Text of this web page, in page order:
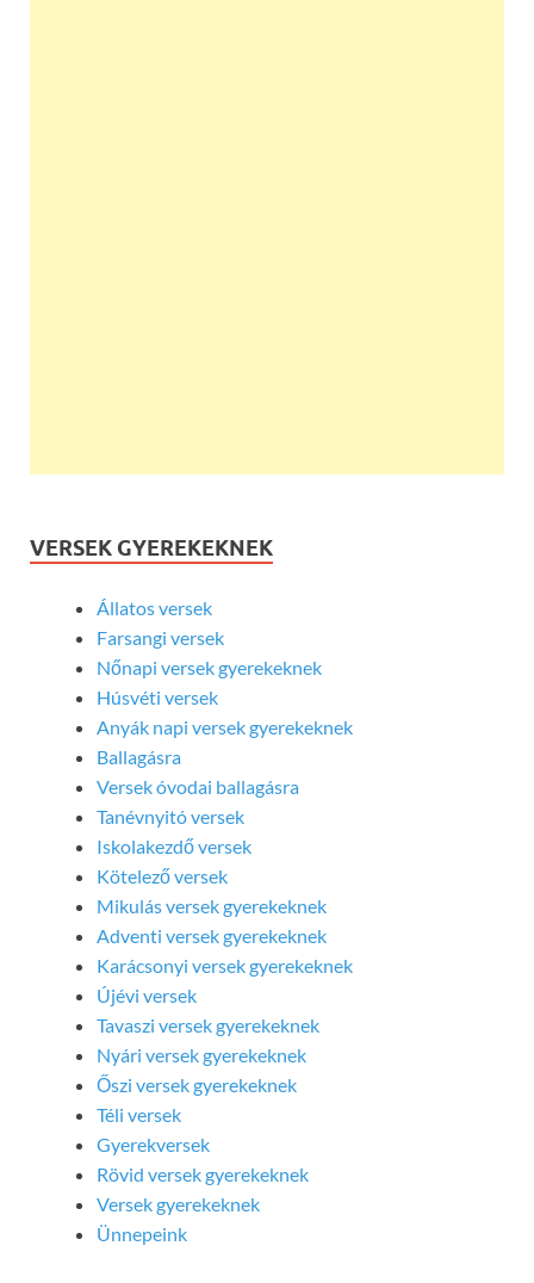
VERSEK GYEREKEKNEK
Állatos versek
Farsangi versek
Nőnapi versek gyerekeknek
Húsvéti versek
Anyák napi versek gyerekeknek
Ballagásra
Versek óvodai ballagásra
Tanévnyitó versek
Iskolakezdő versek
Kötelező versek
Mikulás versek gyerekeknek
Adventi versek gyerekeknek
Karácsonyi versek gyerekeknek
Újévi versek
Tavaszi versek gyerekeknek
Nyári versek gyerekeknek
Őszi versek gyerekeknek
Téli versek
Gyerekversek
Rövid versek gyerekeknek
Versek gyerekeknek
Ünnepeink